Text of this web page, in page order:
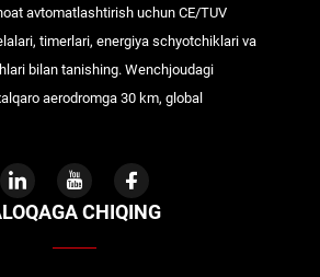
avtomatlashtirish uchun CE/TUV
timerlari, energiya schyotchiklari va
bilan tanishing. Wenchjoudagi
aerodromga 30 km, global
CHIQING